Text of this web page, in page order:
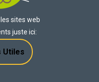
sites web
juste ici:
Utiles